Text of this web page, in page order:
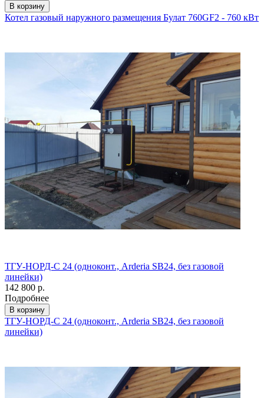
В корзину
Котел газовый наружного размещения Булат 760GF2 - 760 кВт
ТГУ-НОРД-С 24 (одноконт., Arderia SB24, без газовой
линейки)
142 800 р.
Подробнее
В корзину
ТГУ-НОРД-С 24 (одноконт., Arderia SB24, без газовой
линейки)